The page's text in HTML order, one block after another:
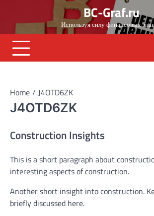
content
BC-Graf.ru
Используя силу финансовых
Home J4OTD6ZK
J4OTD6ZK
Construction Insights
This is a short paragraph about
interesting aspects of construction.
Another short insight into construction.
briefly discussed here.